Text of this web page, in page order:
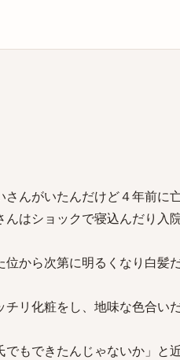
んがいたんだけど４年前に亡
はショックで寝込んだり入
から次第に明るくなり白髪
リ化粧をし、地味な色合い
もできたんじゃないか」と